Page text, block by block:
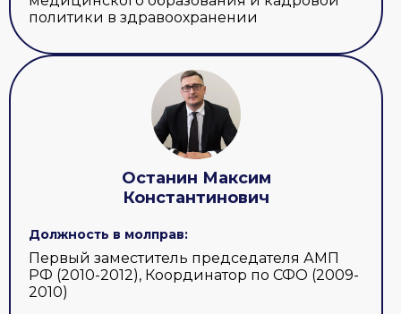
политики в здравоохранении
Останин Максим
Константинович
Должность в молправ:
Первый заместитель председателя АМП
РФ (2010-2012), Координатор по СФО (2009-
2010)